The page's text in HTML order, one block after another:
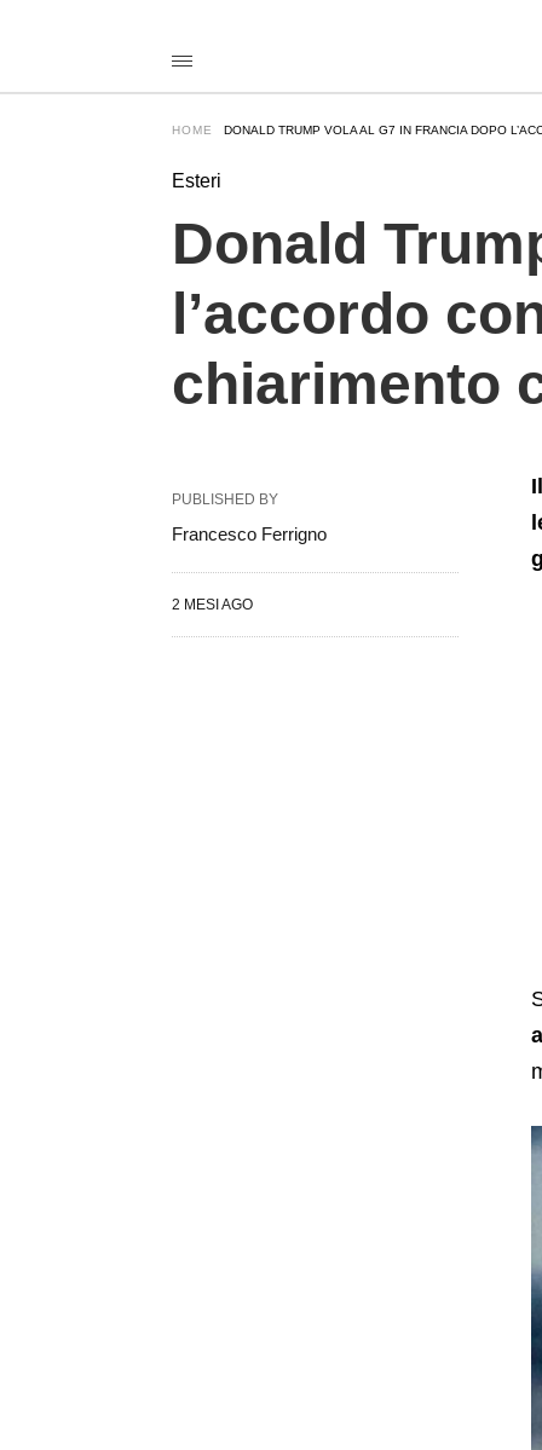
g7-
HOME DONALD TRUMP VOLA AL G7 IN FRANCIA DOPO
Esteri
Donald
l’accordo
chiarimento
PUBLISHED BY
Francesco Ferrigno
2 MESI AGO